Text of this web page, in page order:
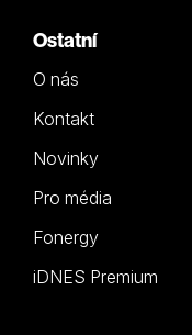
Ostatní
O nás
Kontakt
Novinky
Pro média
Fonergy
iDNES Premium